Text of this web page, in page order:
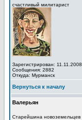
счастливый милитарист
Зарегистрирован: 11.11.2008
Сообщения: 2882
Откуда: Мурманск
Вернуться к началу
Валерьян
Старейшина новоземельцев